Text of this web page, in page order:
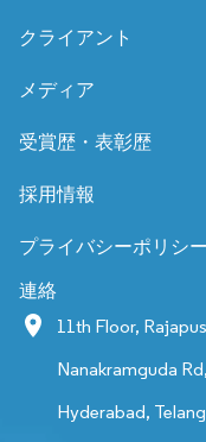
クライアント
メディア
受賞歴・表彰歴
採用情報
プライバシーポリシー
連絡
11th Floor,
Nanakramguda
Hyderabad,